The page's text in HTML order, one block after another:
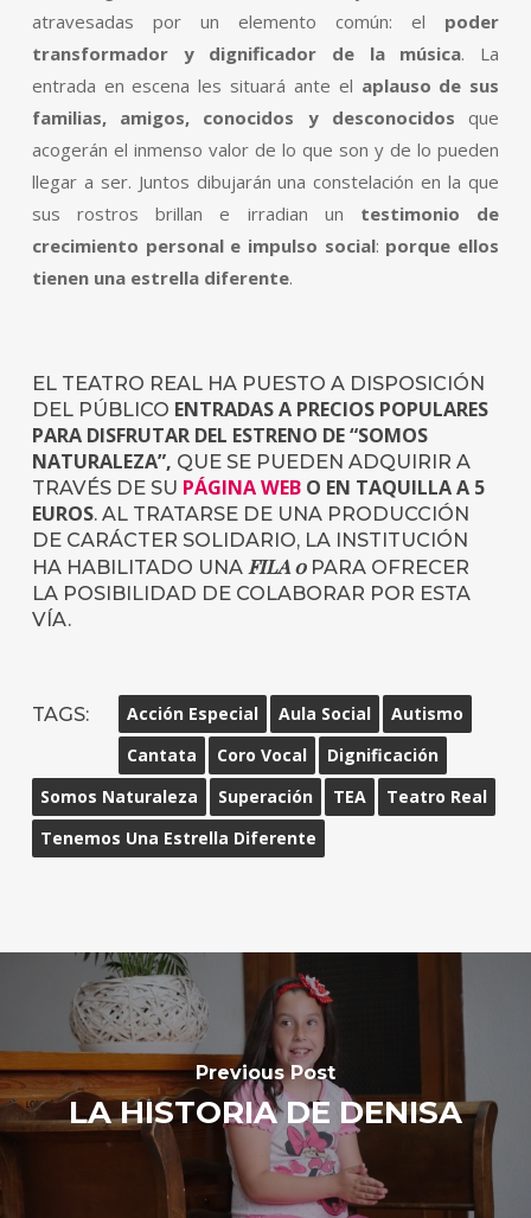
atravesadas por un elemento común: el poder
transformador y dignificador de la música. La
entrada en escena les situará ante el aplauso de sus
familias, amigos, conocidos y desconocidos que
acogerán el inmenso valor de lo que son y de lo pueden
llegar a ser. Juntos dibujarán una constelación en la que
sus rostros brillan e irradian un testimonio de
crecimiento personal e impulso social: porque ellos
tienen una estrella diferente.
EL TEATRO REAL HA PUESTO A DISPOSICIÓN
DEL PÚBLICO ENTRADAS A PRECIOS POPULARES
PARA DISFRUTAR DEL ESTRENO DE “SOMOS
NATURALEZA”, QUE SE PUEDEN ADQUIRIR A
TRAVÉS DE SU PÁGINA WEBO EN TAQUILLA A 5
EUROS. AL TRATARSE DE UNA PRODUCCIÓN
DE CARÁCTER SOLIDARIO, LA INSTITUCIÓN
HA HABILITADO UNA FILA 0PARA OFRECER
LA POSIBILIDAD DE COLABORAR POR ESTA
VÍA.
TAGS: Acción Especial Aula Social
Autismo
Cantata
Coro Vocal
Dignificación
Somos Naturaleza
Superación TEA
Teatro Real
Tenemos Una Estrella Diferente
Previous Post
LA HISTORIA DE DENISA